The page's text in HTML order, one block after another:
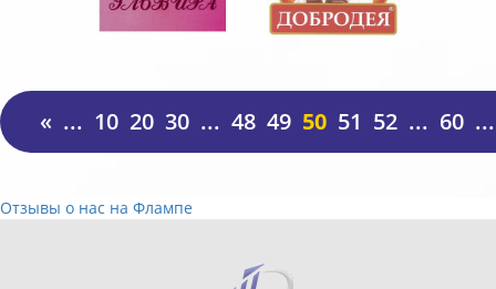
« ... 10 20 30 ... 48 49 50 51 52 ... 60 ...
Отзывы о нас на Флампе